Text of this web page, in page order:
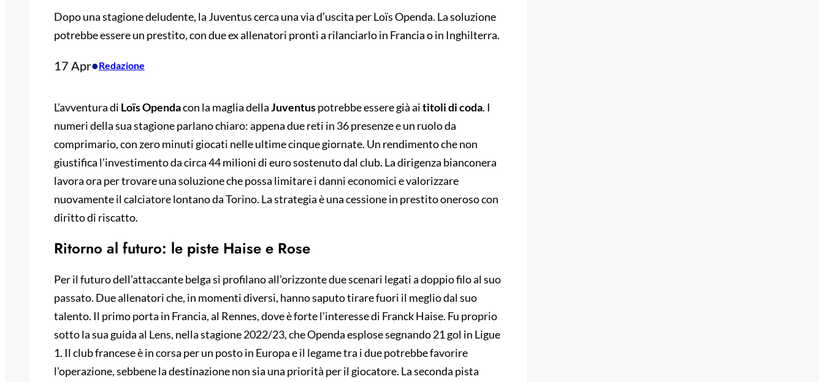
Dopo una stagione deludente, la Juventus cerca una via d’uscita per Loïs Openda. La soluzione
potrebbe essere un prestito, con due ex allenatori pronti a rilanciarlo in Francia o in Inghilterra.
17 Apr•Redazione
L’avventura di Loïs Opendacon la maglia dellaJuventuspotrebbe essere già aititoli di coda. I
numeri della sua stagione parlano chiaro: appena due reti in 36 presenze e un ruolo da
comprimario, con zero minuti giocati nelle ultime cinque giornate. Un rendimento che non
giustifica l’investimento da circa 44 milioni di euro sostenuto dal club. La dirigenza bianconera
lavora ora per trovare una soluzione che possa limitare i danni economici e valorizzare
nuovamente il calciatore lontano da Torino. La strategia è una cessione in prestito oneroso con
diritto di riscatto.
Ritorno al futuro: le piste Haise e Rose
Per il futuro dell’attaccante belga si profilano all’orizzonte due scenari legati a doppio filo al suo
passato. Due allenatori che, in momenti diversi, hanno saputo tirare fuori il meglio dal suo
talento. Il primo porta in Francia, al Rennes, dove è forte l’interesse di Franck Haise. Fu proprio
sotto la sua guida al Lens, nella stagione 2022/23, che Openda esplose segnando 21 gol in Ligue
1. Il club francese è in corsa per un posto in Europa e il legame tra i due potrebbe favorire
l’operazione, sebbene la destinazione non sia una priorità per il giocatore. La seconda pista